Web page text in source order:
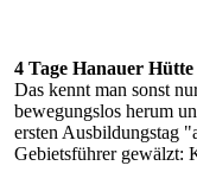
4 Tage Hanauer
Das kennt man sonst
bewegungslos herum
ersten Ausbildungstag
Gebietsführer gewälzt: